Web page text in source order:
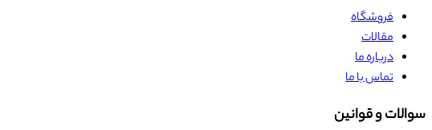
فروشگاه
مقالات
درباره ما
تماس با ما
سوالات و قوانین